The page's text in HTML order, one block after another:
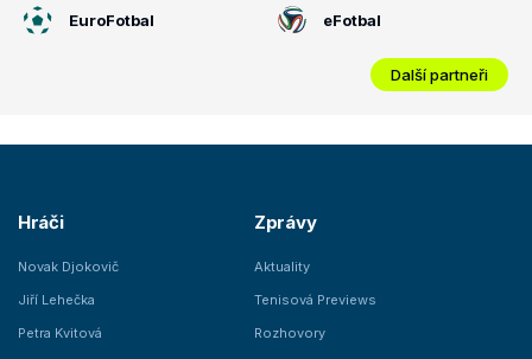
EuroFotbal eFotbal
Další partneři
Hráči
Novak Djokovič
Jiří Lehečka
Petra Kvitová
Zprávy
Aktuality
Tenisová Previews
Rozhovory